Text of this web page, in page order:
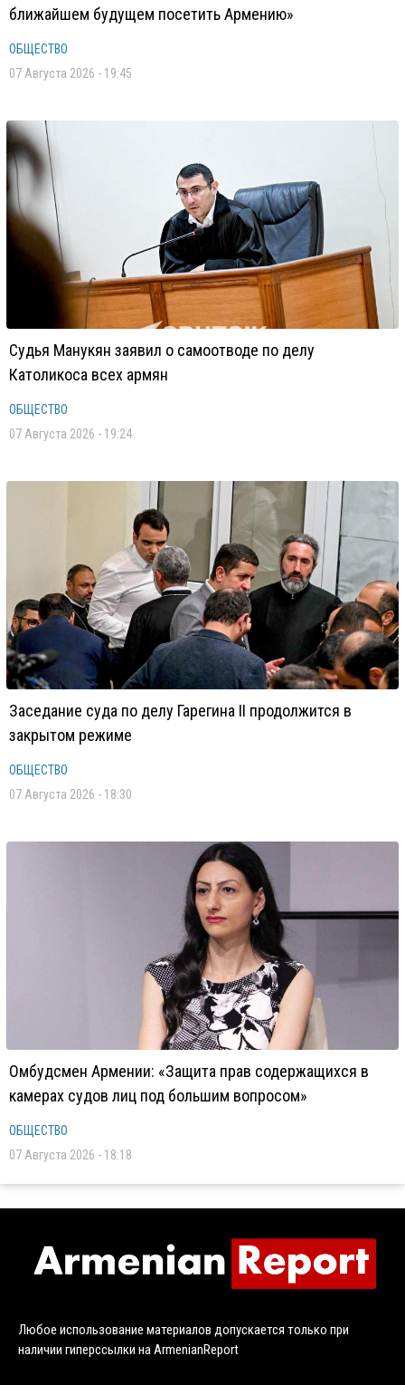
ближайшем будущем посетить Армению»
ОБЩЕСТВО
07 Августа 2026 - 19:45
Судья Манукян заявил о самоотводе по делу
Католикоса всех армян
ОБЩЕСТВО
07 Августа 2026 - 19:24
Заседание суда по делу Гарегина II продолжится в
закрытом режиме
ОБЩЕСТВО
07 Августа 2026 - 18:30
Омбудсмен Армении: «Защита прав содержащихся в
камерах судов лиц под большим вопросом»
ОБЩЕСТВО
07 Августа 2026 - 18:18
Любое использование материалов допускается только при
наличии гиперссылки на ArmenianReport